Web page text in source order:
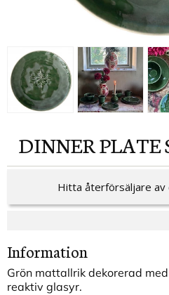
DINNER
Hitta återförsäljare av
Information
Grön mattallrik dekorerad
reaktiv glasyr.